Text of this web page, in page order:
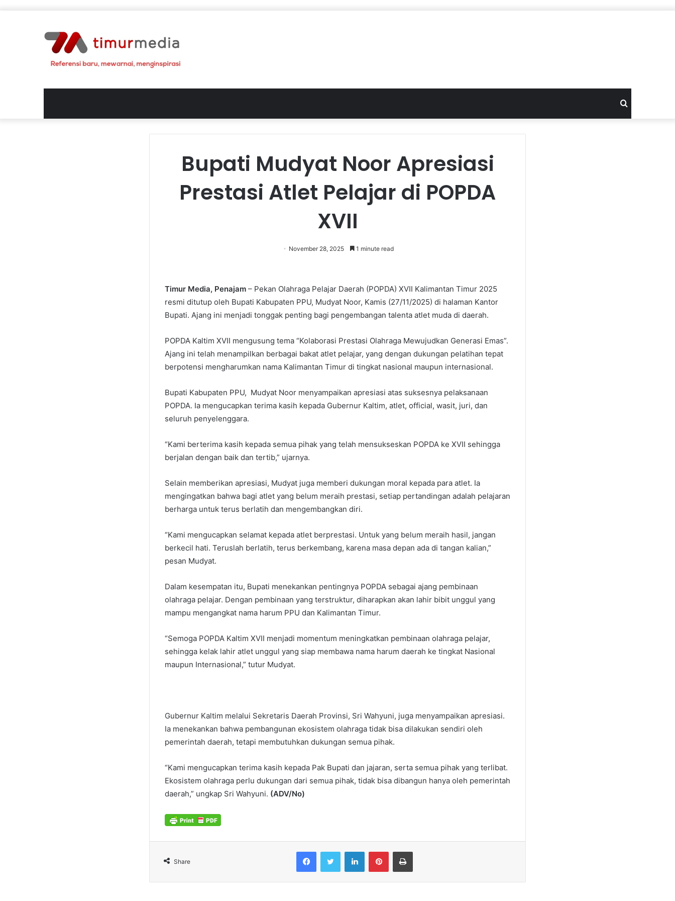
Bupati Mudyat Noor Apresiasi
Prestasi Atlet Pelajar di POPDA
XVII
November 28, 2025 1 minute read
Timur Media, Penajam – Pekan Olahraga Pelajar Daerah (POPDA) XVII Kalimantan Timur 2025
resmi ditutup oleh Bupati Kabupaten PPU, Mudyat Noor, Kamis (27/11/2025) di halaman Kantor
Bupati. Ajang ini menjadi tonggak penting bagi pengembangan talenta atlet muda di daerah.
POPDA Kaltim XVII mengusung tema “Kolaborasi Prestasi Olahraga Mewujudkan Generasi Emas”.
Ajang ini telah menampilkan berbagai bakat atlet pelajar, yang dengan dukungan pelatihan tepat
berpotensi mengharumkan nama Kalimantan Timur di tingkat nasional maupun internasional.
Bupati Kabupaten PPU, Mudyat Noor menyampaikan apresiasi atas suksesnya pelaksanaan
POPDA. Ia mengucapkan terima kasih kepada Gubernur Kaltim, atlet, official, wasit, juri, dan
seluruh penyelenggara.
“Kami berterima kasih kepada semua pihak yang telah mensukseskan POPDA ke XVII sehingga
berjalan dengan baik dan tertib,” ujarnya.
Selain memberikan apresiasi, Mudyat juga memberi dukungan moral kepada para atlet. Ia
mengingatkan bahwa bagi atlet yang belum meraih prestasi, setiap pertandingan adalah pelajaran
berharga untuk terus berlatih dan mengembangkan diri.
“Kami mengucapkan selamat kepada atlet berprestasi. Untuk yang belum meraih hasil, jangan
berkecil hati. Teruslah berlatih, terus berkembang, karena masa depan ada di tangan kalian,”
pesan Mudyat.
Dalam kesempatan itu, Bupati menekankan pentingnya POPDA sebagai ajang pembinaan
olahraga pelajar. Dengan pembinaan yang terstruktur, diharapkan akan lahir bibit unggul yang
mampu mengangkat nama harum PPU dan Kalimantan Timur.
“Semoga POPDA Kaltim XVII menjadi momentum meningkatkan pembinaan olahraga pelajar,
sehingga kelak lahir atlet unggul yang siap membawa nama harum daerah ke tingkat Nasional
maupun Internasional,” tutur Mudyat.
Gubernur Kaltim melalui Sekretaris Daerah Provinsi, Sri Wahyuni, juga menyampaikan apresiasi.
Ia menekankan bahwa pembangunan ekosistem olahraga tidak bisa dilakukan sendiri oleh
pemerintah daerah, tetapi membutuhkan dukungan semua pihak.
“Kami mengucapkan terima kasih kepada Pak Bupati dan jajaran, serta semua pihak yang terlibat.
Ekosistem olahraga perlu dukungan dari semua pihak, tidak bisa dibangun hanya oleh pemerintah
daerah,” ungkap Sri Wahyuni. (ADV/No)
Share
FacebookTwitter LinkedInPinterestPrint